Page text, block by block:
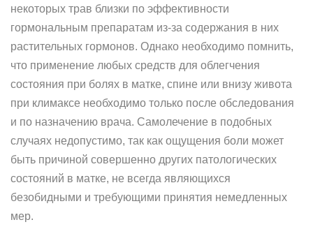
некоторых трав близки по эффективности
гормональным препаратам из-за содержания в них
растительных гормонов. Однако необходимо помнить,
что применение любых средств для облегчения
состояния при болях в матке, спине или внизу живота
при климаксе необходимо только после обследования
и по назначению врача. Самолечение в подобных
случаях недопустимо, так как ощущения боли может
быть причиной совершенно других патологических
состояний в матке, не всегда являющихся
безобидными и требующими принятия немедленных
мер.